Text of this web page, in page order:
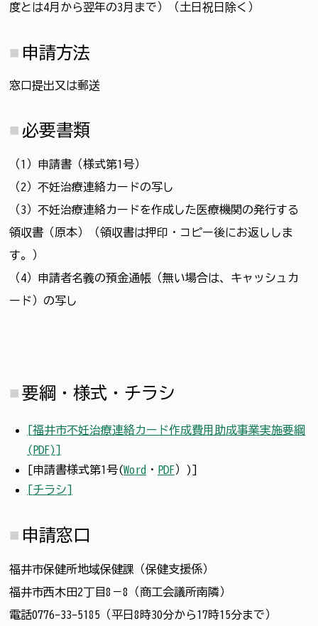
度とは4月から翌年の3月まで）（土日祝日除く）
申請方法
窓口提出又は郵送
必要書類
（1）申請書（様式第1号）
（2）不妊治療連絡カードの写し
（3）不妊治療連絡カードを作成した医療機関の発行する
領収書（原本）（領収書は押印・コピー後にお返ししま
す。）
（4）申請者名義の預金通帳（無い場合は、キャッシュカ
ード）の写し
要綱・様式・チラシ
[福井市不妊治療連絡カード作成費用助成事業実施要綱
(PDF)]
[申請書様式第1号(Word ・ PDF）)]
[チラシ]
申請窓口
福井市保健所地域保健課（保健支援係）
福井市西木田2丁目8－8（商工会議所南隣）
電話0776-33-5185（平日8時30分から17時15分まで）